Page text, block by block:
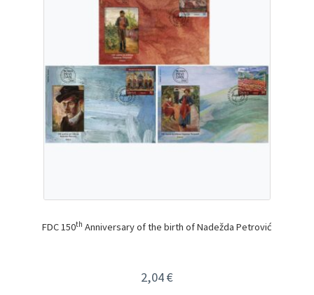
FDC 150th Anniversary of the birth of Nadežda Petrović
2,04€